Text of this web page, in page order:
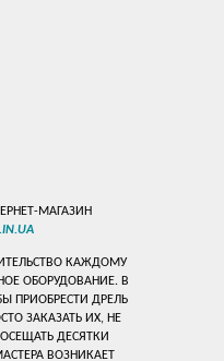
МАГАЗИН
КАЖДОМУ
ОБОРУДОВАНИЕ. В
ПРИОБРЕСТИ ДРЕЛЬ
ЗАКАЗАТЬ ИХ, НЕ
ДЕСЯТКИ
ВОЗНИКАЕТ